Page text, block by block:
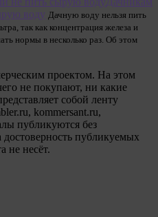
воду Дачную воду нельзя пить
так как концентрация железа и
нормы в несколько раз. Об этом
проектом. На этом
не покупают, ни какие
собой ленту
kommersant.ru,
публикуются без
достоверность публикуемых
не несёт.